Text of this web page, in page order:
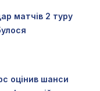
матчів 2 туру
оцінив шанси